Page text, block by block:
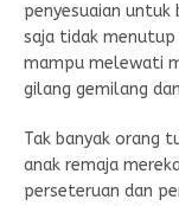
penyesuaian untuk
saja tidak
mampu melewati
gilang gemilang
Tak banyak orang
anak remaja
perseteruan dan